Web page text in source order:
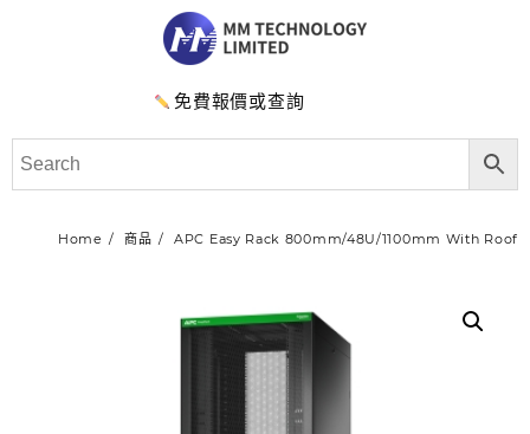
免費報價或查詢
Home 商品 APC Easy Rack 800mm/48U/1100mm With Roof